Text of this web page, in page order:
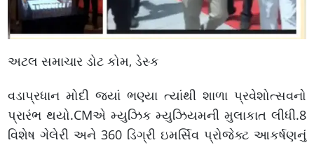
અટલ સમાચાર ડોટ કોમ, ડેસ્ક
વડાપ્રધાન મોદી જ્યાં ભણ્યા ત્યાંથી શાળા પ્રવેશોત્સવનો
પ્રારંભ થયો.CMએ મ્યુઝિક મ્યુઝિયમની મુલાકાત લીધી.8
વિશેષ ગેલેરી અને 360 ડિગ્રી ઇમર્સિવ પ્રોજેક્ટ આકર્ષણનું